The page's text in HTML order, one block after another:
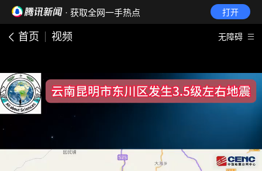
· 获取全网一手热点 打开
首页 视频 无障碍